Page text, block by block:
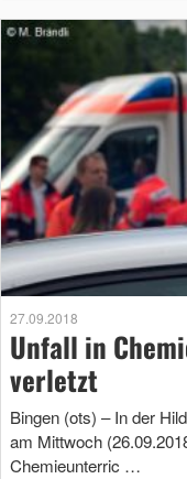
27.09.2018
Unfall in
verletzt
Bingen (ots) – In der
am Mittwoch
Chemieunterric …